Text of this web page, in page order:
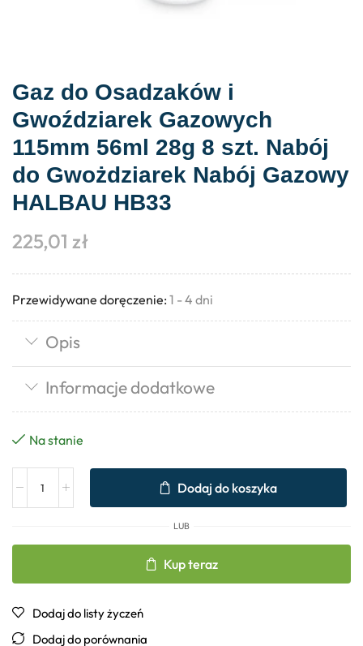
Gaz do Osadzaków i
Gwoździarek Gazowych
115mm 56ml 28g 8 szt. Nabój
do Gwożdziarek Nabój Gazowy
HALBAU HB33
225,01 zł
Przewidywane doręczenie: 1 - 4 dni
Opis
Informacje dodatkowe
Na stanie
Dodaj do koszyka
LUB
Kup teraz
Dodaj do listy życzeń
Dodaj do porównania